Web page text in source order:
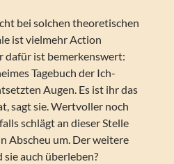
bei solchen theoretischen
ist vielmehr Action
dafür ist bemerkenswert:
Tagebuch der Ich-
Augen. Es ist ihr das
sagt sie. Wertvoller noch
schlägt an dieser Stelle
Abscheu um. Der weitere
auch überleben?